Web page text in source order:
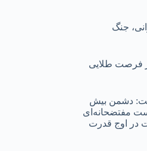
جنگ
فرصت طلایی
آن ۴۰ کیلومتر و عرض آن در شمال ۱۲ و در جنوب ۹ کیلومتر است، گفت: دشمن بیش
مفتضحانه‌ای
در اوج قدرت